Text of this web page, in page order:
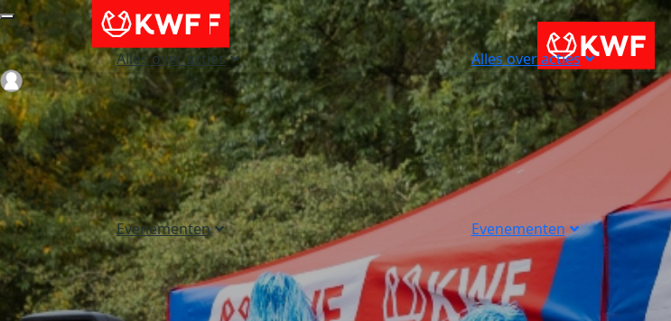
Alles over acties
Evenementen
Alles over acties
Evenementen
Login